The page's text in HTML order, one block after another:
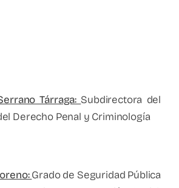
Tárraga: Subdirectora del
Derecho Penal y Criminología
Grado de Seguridad Pública